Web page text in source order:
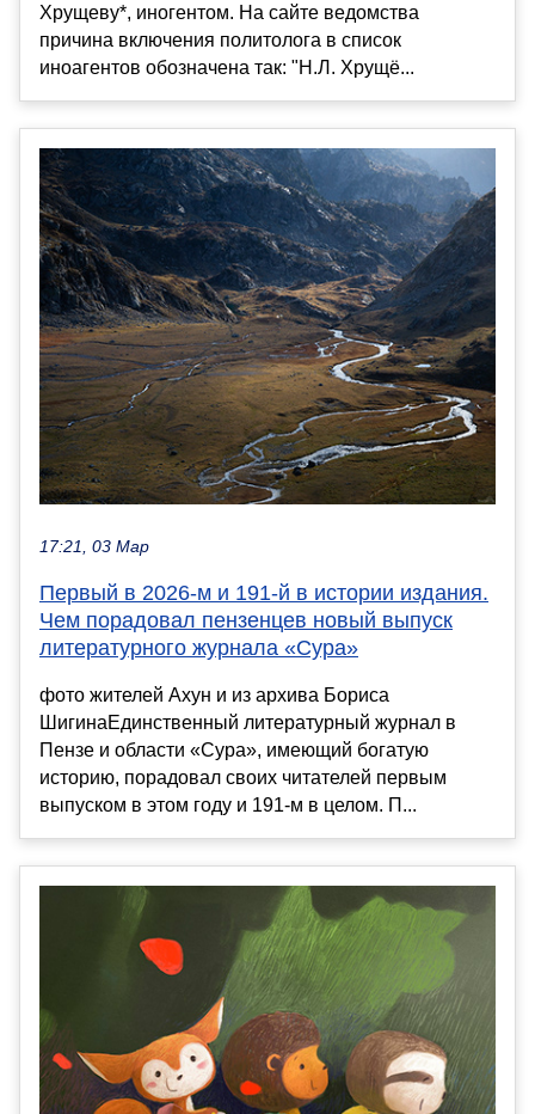
Хрущеву*, иногентом. На сайте ведомства
причина включения политолога в список
иноагентов обозначена так: "Н.Л. Хрущё...
17:21, 03 Мар
Первый в 2026-м и 191-й в истории издания.
Чем порадовал пензенцев новый выпуск
литературного журнала «Сура»
фото жителей Ахун и из архива Бориса
ШигинаЕдинственный литературный журнал в
Пензе и области «Сура», имеющий богатую
историю, порадовал своих читателей первым
выпуском в этом году и 191-м в целом. П...